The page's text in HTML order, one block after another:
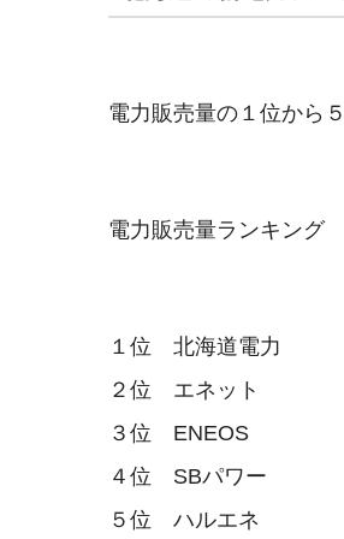
電力販売量の１位から
電力販売量ランキング
１位 北海道電力
２位 エネット
３位 ENEOS
４位 SBパワー
５位 ハルエネ